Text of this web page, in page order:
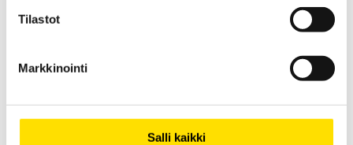
Tilastot
Markkinointi
Salli kaikki
vetovoiman mittaamiseen. Saatavilla neljä eri kapasiteettia: 2,5 kN,